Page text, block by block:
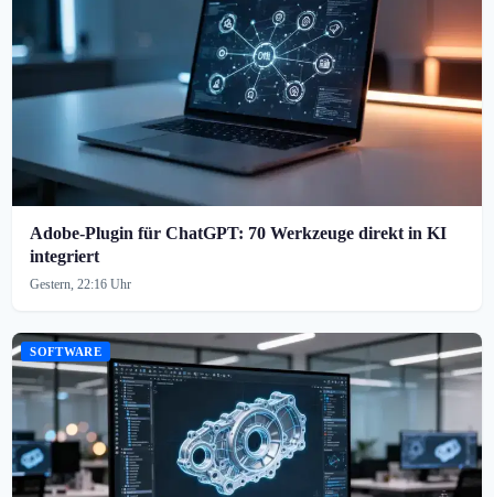
Adobe-Plugin für ChatGPT: 70 Werkzeuge direkt in KI
integriert
Gestern, 22:16 Uhr
SOFTWARE